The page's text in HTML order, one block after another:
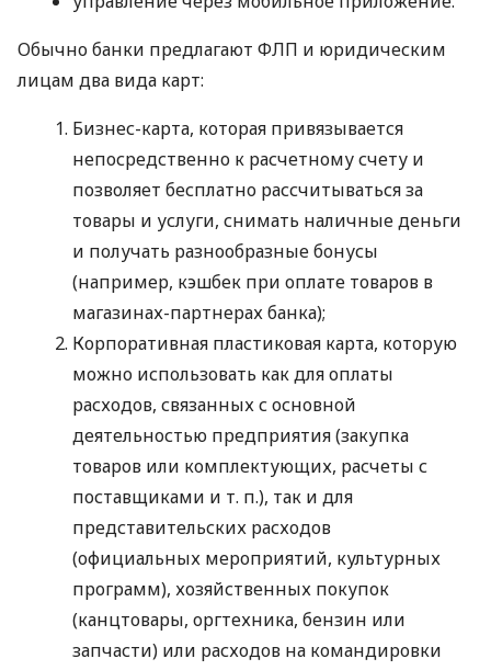
Обычно банки предлагают ФЛП и юридическим
лицам два вида карт:
Бизнес-карта, которая привязывается
непосредственно к расчетному счету и
позволяет бесплатно рассчитываться за
товары и услуги, снимать наличные деньги
и получать разнообразные бонусы
(например, кэшбек при оплате товаров в
магазинах-партнерах банка);
Корпоративная пластиковая карта, которую
можно использовать как для оплаты
расходов, связанных с основной
деятельностью предприятия (закупка
товаров или комплектующих, расчеты с
поставщиками и т. п.), так и для
представительских расходов
(официальных мероприятий, культурных
программ), хозяйственных покупок
(канцтовары, оргтехника, бензин или
запчасти) или расходов на командировки